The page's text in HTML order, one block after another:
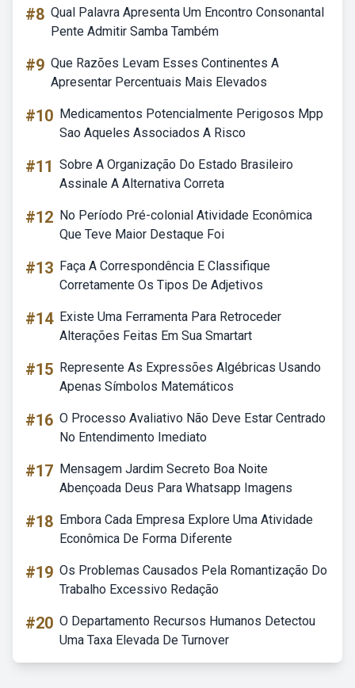
#8 Qual Palavra Apresenta Um Encontro Consonantal
Pente Admitir Samba Também
#9 Que Razões Levam Esses Continentes A
Apresentar Percentuais Mais Elevados
#10 Medicamentos Potencialmente Perigosos Mpp
Sao Aqueles Associados A Risco
#11 Sobre A Organização Do Estado Brasileiro
Assinale A Alternativa Correta
#12 No Período Pré-colonial Atividade Econômica
Que Teve Maior Destaque Foi
#13 Faça A Correspondência E Classifique
Corretamente Os Tipos De Adjetivos
#14 Existe Uma Ferramenta Para Retroceder
Alterações Feitas Em Sua Smartart
#15 Represente As Expressões Algébricas Usando
Apenas Símbolos Matemáticos
#16 O Processo Avaliativo Não Deve Estar Centrado
No Entendimento Imediato
#17 Mensagem Jardim Secreto Boa Noite
Abençoada Deus Para Whatsapp Imagens
#18 Embora Cada Empresa Explore Uma Atividade
Econômica De Forma Diferente
#19 Os Problemas Causados Pela Romantização Do
Trabalho Excessivo Redação
#20 O Departamento Recursos Humanos Detectou
Uma Taxa Elevada De Turnover